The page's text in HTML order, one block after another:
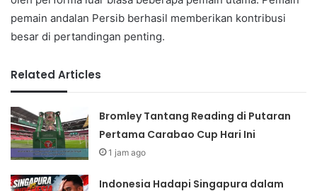
pemain andalan Persib berhasil memberikan kontribusi
besar di pertandingan penting.
Related Articles
Bromley Tantang Reading di Putaran
Pertama Carabao Cup Hari Ini
1 jam ago
Indonesia Hadapi Singapura dalam